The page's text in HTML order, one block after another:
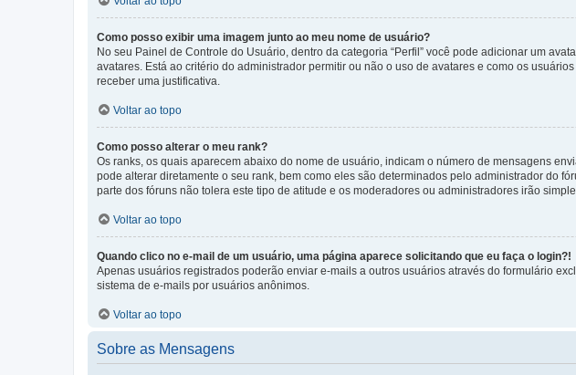
Como posso exibir uma imagem junto ao meu nome de usuário?
No seu Painel de Controle do Usuário, dentro da categoria “Perfil” você pode adicionar um
avatares. Está ao critério do administrador permitir ou não o uso de avatares e como os
receber uma justificativa.
Voltar ao topo
Como posso alterar o meu rank?
Os ranks, os quais aparecem abaixo do nome de usuário, indicam o número de mensagens
pode alterar diretamente o seu rank, bem como eles são determinados pelo administrador do
parte dos fóruns não tolera este tipo de atitude e os moderadores ou administradores irão
Voltar ao topo
Quando clico no e-mail de um usuário, uma página aparece solicitando que eu faça o login?!
Apenas usuários registrados poderão enviar e-mails a outros usuários através do formulário
sistema de e-mails por usuários anônimos.
Voltar ao topo
Sobre as Mensagens